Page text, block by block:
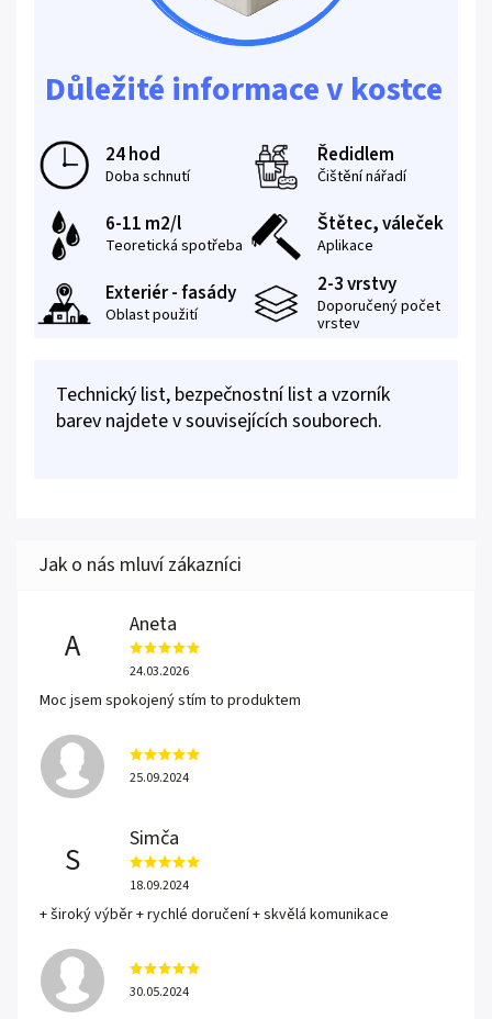
Důležité informace v kostce
24 hod
Doba schnutí
Ředidlem
Čištění nářadí
6-11 m2/l
Teoretická spotřeba
Štětec, váleček
Aplikace
Exteriér - fasády
Oblast použití
2-3 vrstvy
Doporučený počet
vrstev
Technický list, bezpečnostní list a vzorník
barev najdete v souvisejících souborech.
A
Aneta
24.03.2026
Moc jsem spokojený stím to produktem
25.09.2024
S
Simča
18.09.2024
+ široký výběr + rychlé doručení + skvělá komunikace
30.05.2024